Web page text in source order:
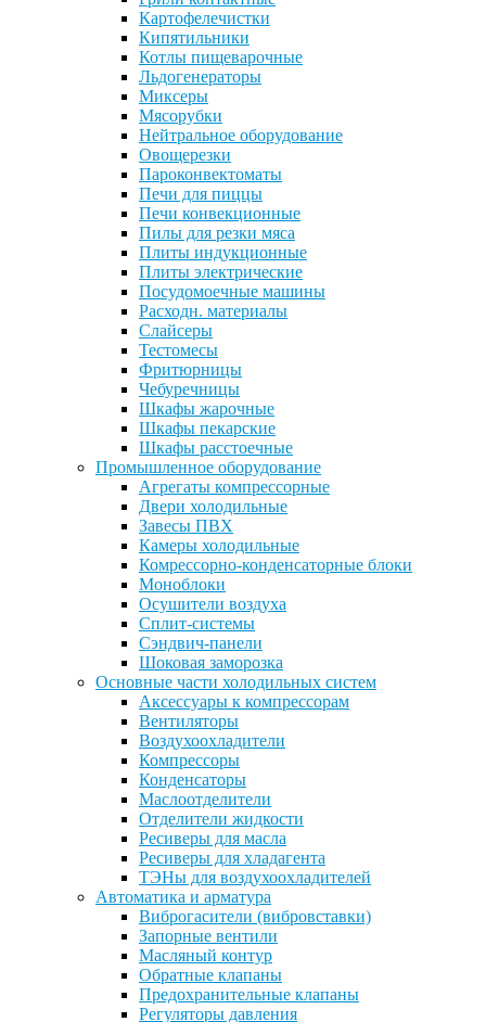
Картофелечистки
Кипятильники
Котлы пищеварочные
Льдогенераторы
Миксеры
Мясорубки
Нейтральное оборудование
Овощерезки
Пароконвектоматы
Печи для пиццы
Печи конвекционные
Пилы для резки мяса
Плиты индукционные
Плиты электрические
Посудомоечные машины
Расходн. материалы
Слайсеры
Тестомесы
Фритюрницы
Чебуречницы
Шкафы жарочные
Шкафы пекарские
Шкафы расстоечные
Промышленное оборудование
Агрегаты компрессорные
Двери холодильные
Завесы ПВХ
Камеры холодильные
Комрессорно-конденсаторные блоки
Моноблоки
Осушители воздуха
Сплит-системы
Сэндвич-панели
Шоковая заморозка
Основные части холодильных систем
Аксессуары к компрессорам
Вентиляторы
Воздухоохладители
Компрессоры
Конденсаторы
Маслоотделители
Отделители жидкости
Ресиверы для масла
Ресиверы для хладагента
ТЭНы для воздухоохладителей
Автоматика и арматура
Виброгасители (вибровставки)
Запорные вентили
Масляный контур
Обратные клапаны
Предохранительные клапаны
Регуляторы давления